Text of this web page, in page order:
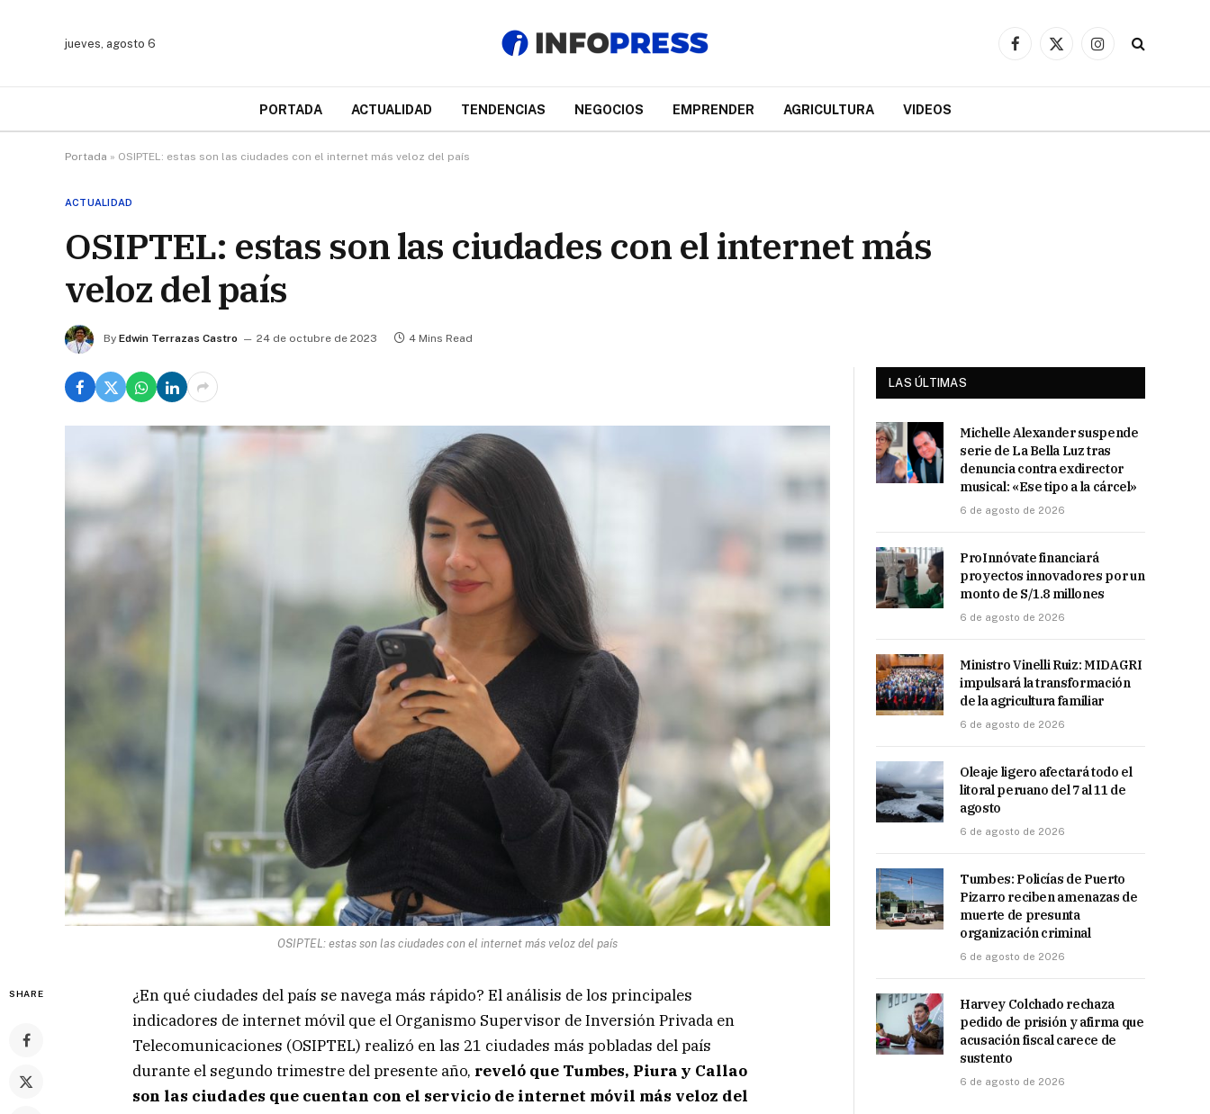
jueves, agosto 6
Facebook
X
Instagram
PORTADA ACTUALIDAD TENDENCIAS NEGOCIOS EMPRENDER AGRICULTURA VIDEOS
Portada » OSIPTEL: estas son las ciudades con el internet más veloz del país
ACTUALIDAD
OSIPTEL: estas son las ciudades con el internet más
veloz del país
By Edwin Terrazas Castro 24 de octubre de 2023 4 Mins Read
OSIPTEL: estas son las ciudades con el internet más veloz del país
SHARE
¿En qué ciudades del país se navega más rápido? El análisis de los principales
indicadores de internet móvil que el Organismo Supervisor de Inversión Privada en
Telecomunicaciones (OSIPTEL) realizó en las 21 ciudades más pobladas del país
durante el segundo trimestre del presente año, reveló que Tumbes, Piura y Callao
son las ciudades que cuentan con el servicio de internet móvil más veloz del
LAS ÚLTIMAS
Michelle Alexander suspende
serie de La Bella Luz tras
denuncia contra exdirector
musical: «Ese tipo a la cárcel»
6 de agosto de 2026
ProInnóvate financiará
proyectos innovadores por un
monto de S/1.8 millones
6 de agosto de 2026
Ministro Vinelli Ruiz: MIDAGRI
impulsará la transformación
de la agricultura familiar
6 de agosto de 2026
Oleaje ligero afectará todo el
litoral peruano del 7 al 11 de
agosto
6 de agosto de 2026
Tumbes: Policías de Puerto
Pizarro reciben amenazas de
muerte de presunta
organización criminal
6 de agosto de 2026
Harvey Colchado rechaza
pedido de prisión y afirma que
acusación fiscal carece de
sustento
6 de agosto de 2026